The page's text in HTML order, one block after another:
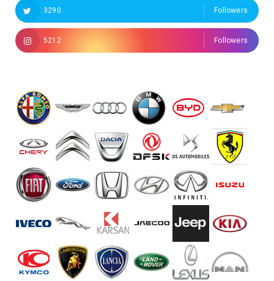
3290 Followers
5212 Followers